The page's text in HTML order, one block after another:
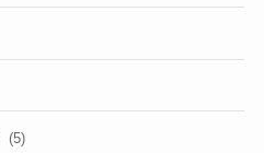
(5)